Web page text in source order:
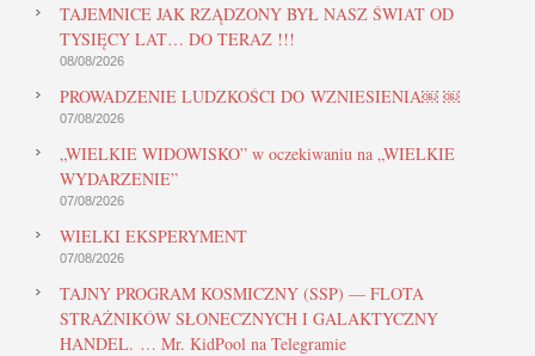
TAJEMNICE JAK RZĄDZONY BYŁ NASZ ŚWIAT OD
TYSIĘCY LAT… DO TERAZ !!!
08/08/2026
PROWADZENIE LUDZKOŚCI DO WZNIESIENIA￼ ￼
07/08/2026
„WIELKIE WIDOWISKO” w oczekiwaniu na „WIELKIE
WYDARZENIE”
07/08/2026
WIELKI EKSPERYMENT
07/08/2026
TAJNY PROGRAM KOSMICZNY (SSP) — FLOTA
STRAŻNIKÓW SŁONECZNYCH I GALAKTYCZNY
HANDEL. … Mr. KidPool na Telegramie